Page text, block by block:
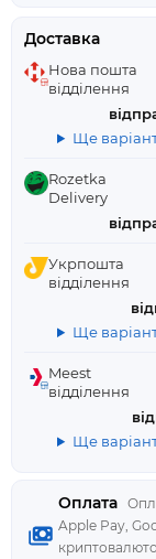
Оплата
Apple Pay,
Доставка
Нова пошта
відділення
Ще
Rozetka
Delivery
Укрпошта
відділення
Ще
Meest
відділення
Ще